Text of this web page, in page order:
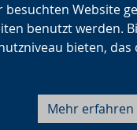
Website
benutzt werden.
bieten, das
Mehr erfahren
Barrierefreiheit Cookie-